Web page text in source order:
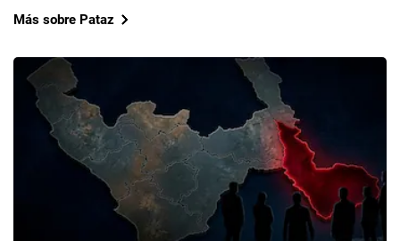
Más sobre Pataz